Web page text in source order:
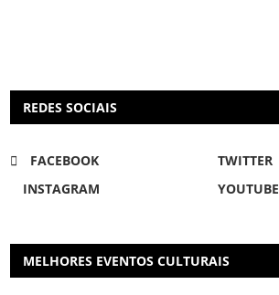
REDES SOCIAIS
FACEBOOK
TWITTER
INSTAGRAM
YOUTUBE
MELHORES EVENTOS CULTURAIS